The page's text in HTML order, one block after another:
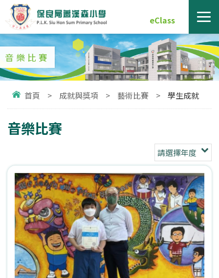
eClass
音樂比賽
首頁 > 成就與獎項 > 藝術比賽 > 學生成就
音樂比賽
請選擇年度